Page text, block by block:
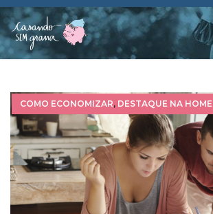
COMO ECONOMIZAR, DESTAQUE NA HOME